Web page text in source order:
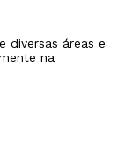
diversas áreas e
na